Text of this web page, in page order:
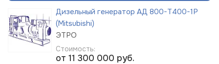
Дизельный генератор АД 800-Т400-1Р
(Mitsubishi)
ЭТРО
Стоимость:
от 11 300 000 руб.